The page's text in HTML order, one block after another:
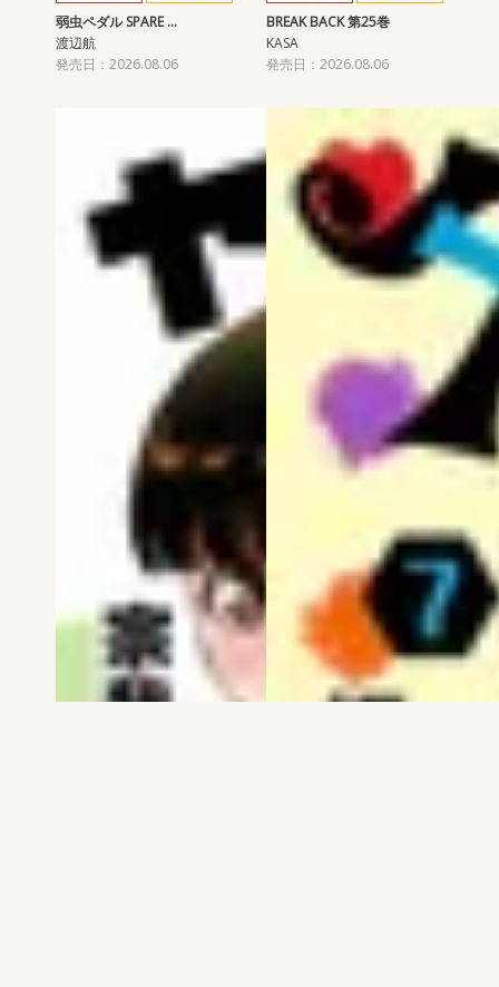
弱虫ペダル SPARE …
渡辺航
発売日：2026.08.06
BREAK BACK 第25巻
KASA
発売日：2026.08.06